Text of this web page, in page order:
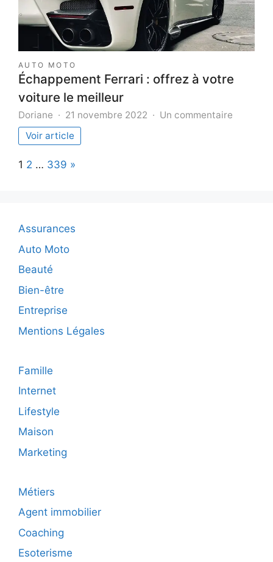
AUTO MOTO
Échappement Ferrari : offrez à votre
voiture le meilleur
Doriane 21 novembre 2022 Un commentaire
Voir article
Page:
1 2 … 339 Next
»
Assurances
Auto Moto
Beauté
Bien-être
Entreprise
Mentions Légales
Famille
Internet
Lifestyle
Maison
Marketing
Métiers
Agent immobilier
Coaching
Esoterisme